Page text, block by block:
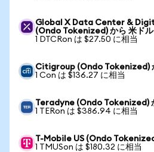
Global X Data Center &
(Ondo Tokenized) から 米ドル
1 DTCRon は $27.50 に相当
Citigroup (Ondo Tokenized)
1 Con は $136.27 に相当
Teradyne (Ondo Tokenized)
1 TERon は $386.94 に相当
T-Mobile US (Ondo
1 TMUSon は $180.32 に相当